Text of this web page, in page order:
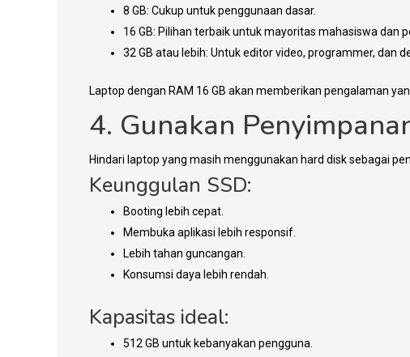
8 GB: Cukup untuk penggunaan dasar.
16 GB: Pilihan terbaik untuk mayoritas mahasiswa dan
32 GB atau lebih: Untuk editor video, programmer, dan
Laptop dengan RAM 16 GB akan memberikan pengalaman
4. Gunakan
Hindari laptop yang masih menggunakan hard disk sebagai
Keunggulan SSD:
Booting lebih cepat.
Membuka aplikasi lebih responsif.
Lebih tahan guncangan.
Konsumsi daya lebih rendah.
Kapasitas ideal:
512 GB untuk kebanyakan pengguna.